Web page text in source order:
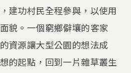
建功村民全程參與，以使用
貌。一個窮鄉僻壤的客家
資源讓大型公園的想法成
的起點，回到一片雜草叢生